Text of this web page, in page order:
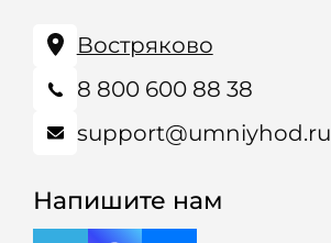
Востряково
8 800 600 88 38
support@umniyhod.ru
Напишите нам